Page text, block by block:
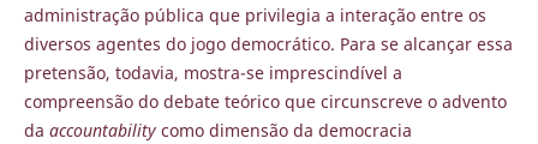
administração pública que privilegia a interação entre os
diversos agentes do jogo democrático. Para se alcançar essa
pretensão, todavia, mostra-se imprescindível a
compreensão do debate teórico que circunscreve o advento
da accountabilitycomo dimensão da democracia